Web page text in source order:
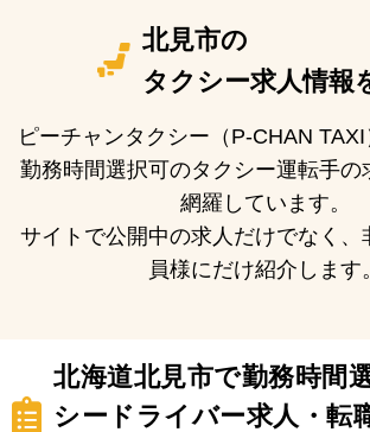
北見市の
タクシー求人情報
ピーチャンタクシー（P-CHAN
勤務時間選択可のタクシー運転手の
網羅しています。
サイトで公開中の求人だけでなく、
員様にだけ紹介します。
北海道北見市で勤務時間
シードライバー求人・転